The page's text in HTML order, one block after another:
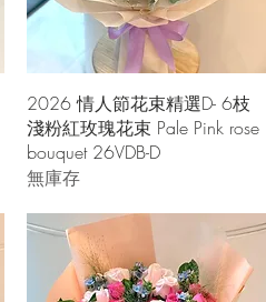
快速瀏覽
2026 情人節花束精選D- 6枝
淺粉紅玫瑰花束 Pale Pink rose
bouquet 26VDB-D
無庫存